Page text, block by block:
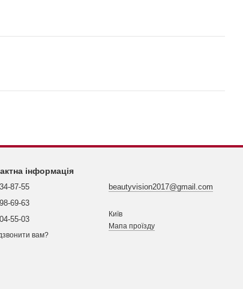
інформація
87-55
69-63
55-03
вам?
beautyvision2017@gmail.com
Київ
Мапа проїзду